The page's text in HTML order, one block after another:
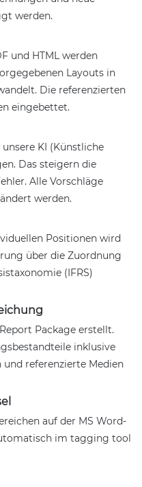
werden.
und HTML werden
Layouts in
Die referenzierten
eingebettet.
KI (Künstliche
Das steigern die
Alle Vorschläge
werden.
Positionen wird
über die Zuordnung
(IFRS)
Package erstellt.
inklusive
referenzierte Medien
auf der MS Word-
im tagging tool